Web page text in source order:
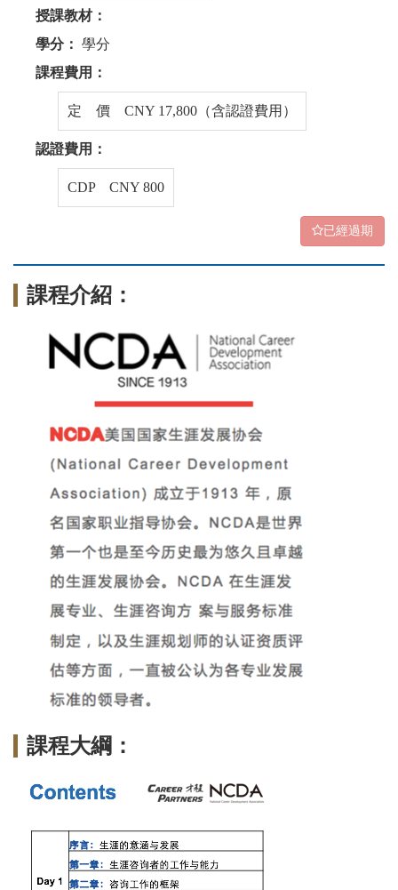
授課教材：
學分： 學分
課程費用：
定 價 CNY 17,800（含認證費用）
認證費用：
CDP CNY 800
已經過期
課程介紹：
課程大綱：